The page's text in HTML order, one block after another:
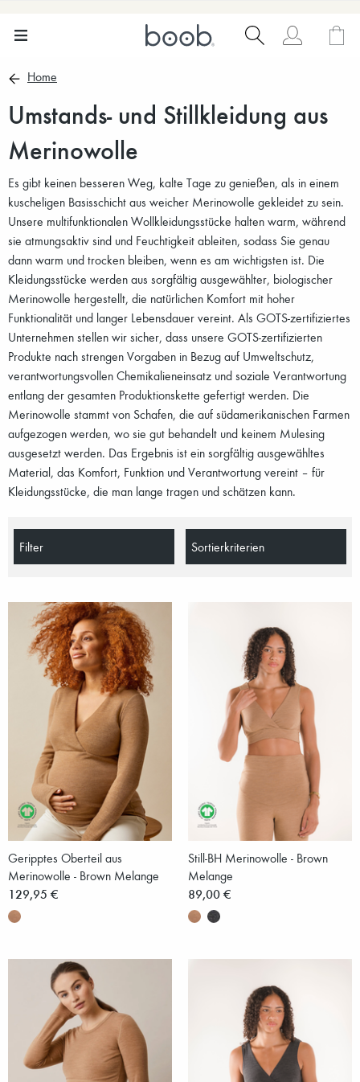
Home
Umstands- und Stillkleidung aus
Merinowolle
Es gibt keinen besseren Weg, kalte Tage zu genießen, als in einem
kuscheligen Basisschicht aus weicher Merinowolle gekleidet zu sein.
Unsere multifunktionalen Wollkleidungsstücke halten warm, während
sie atmungsaktiv sind und Feuchtigkeit ableiten, sodass Sie genau
dann warm und trocken bleiben, wenn es am wichtigsten ist. Die
Kleidungsstücke werden aus sorgfältig ausgewählter, biologischer
Merinowolle hergestellt, die natürlichen Komfort mit hoher
Funktionalität und langer Lebensdauer vereint. Als GOTS-zertifiziertes
Unternehmen stellen wir sicher, dass unsere GOTS-zertifizierten
Produkte nach strengen Vorgaben in Bezug auf Umweltschutz,
verantwortungsvollen Chemikalieneinsatz und soziale Verantwortung
entlang der gesamten Produktionskette gefertigt werden. Die
Merinowolle stammt von Schafen, die auf südamerikanischen Farmen
aufgezogen werden, wo sie gut behandelt und keinem Mulesing
ausgesetzt werden. Das Ergebnis ist ein sorgfältig ausgewähltes
Material, das Komfort, Funktion und Verantwortung vereint – für
Kleidungsstücke, die man lange tragen und schätzen kann.
Filter Sortierkriterien
Geripptes Oberteil aus
Merinowolle - Brown Melange
129,95 €
Still-BH Merinowolle - Brown
Melange
89,00 €